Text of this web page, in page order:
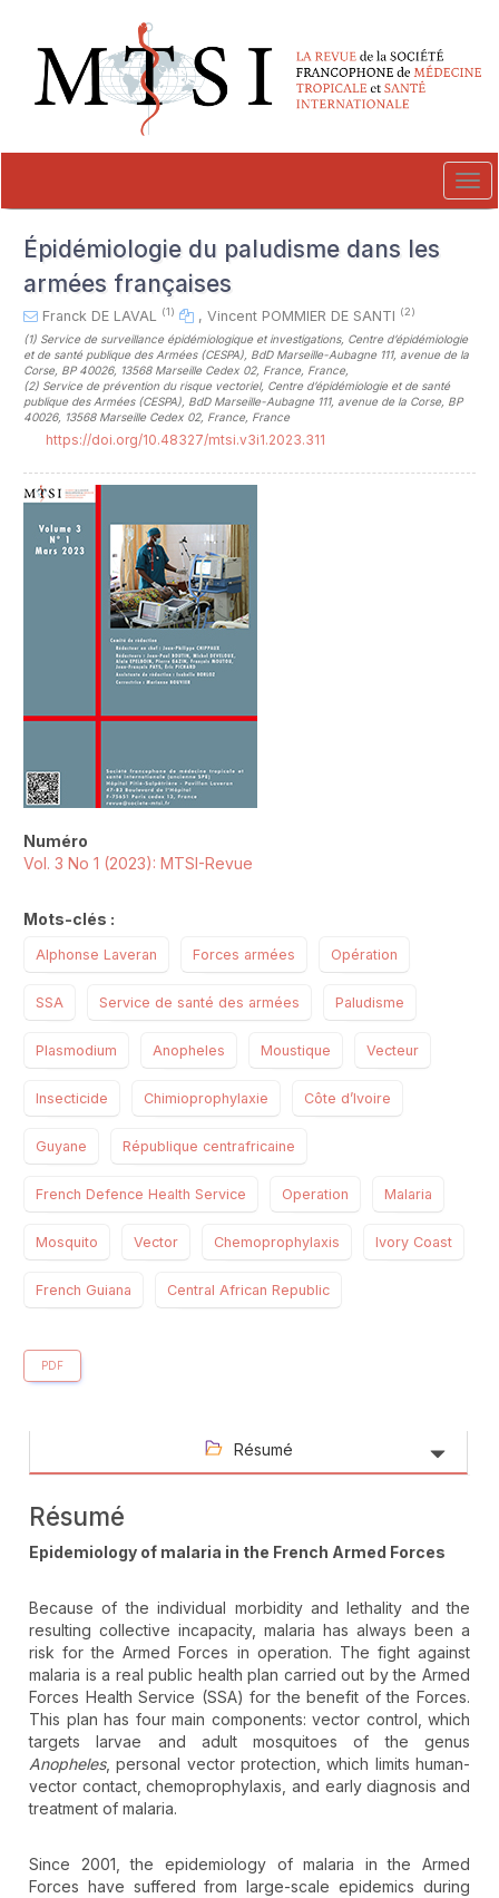
##plugins.themes.novelty.accessible_menu.main_navigation##
##plugins.themes.novelty.accessible_menu.main_content##
##plugins.themes.novelty.accessible_menu.sidebar##
Épidémiologie du paludisme dans les
armées françaises
Franck DE LAVAL (1) , Vincent POMMIER DE SANTI (2)
(1) Service de surveillance épidémiologique et investigations, Centre d’épidémiologie
et de santé publique des Armées (CESPA), BdD Marseille-Aubagne 111, avenue de la
Corse, BP 40026, 13568 Marseille Cedex 02, France, France,
(2) Service de prévention du risque vectoriel, Centre d’épidémiologie et de santé
publique des Armées (CESPA), BdD Marseille-Aubagne 111, avenue de la Corse, BP
40026, 13568 Marseille Cedex 02, France, France
https://doi.org/10.48327/mtsi.v3i1.2023.311
Numéro
Vol. 3 No 1 (2023): MTSI-Revue
Mots-clés :
Alphonse Laveran Forces armées Opération
SSA Service de santé des armées Paludisme
Plasmodium Anopheles Moustique Vecteur
Insecticide Chimioprophylaxie Côte d’Ivoire
Guyane République centrafricaine
French Defence Health Service Operation Malaria
Mosquito Vector Chemoprophylaxis Ivory Coast
French Guiana Central African Republic
PDF
Résumé
Résumé
Epidemiology of malaria in the French Armed Forces
Because of the individual morbidity and lethality and the
resulting collective incapacity, malaria has always been a
risk for the Armed Forces in operation. The fight against
malaria is a real public health plan carried out by the Armed
Forces Health Service (SSA) for the benefit of the Forces.
This plan has four main components: vector control, which
targets larvae and adult mosquitoes of the genus
Anopheles, personal vector protection, which limits human-
vector contact, chemoprophylaxis, and early diagnosis and
treatment of malaria.
Since 2001, the epidemiology of malaria in the Armed
Forces have suffered from large-scale epidemics during